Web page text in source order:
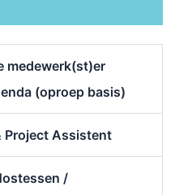
medewerk(st)er
(oproep basis)
Project Assistent
/